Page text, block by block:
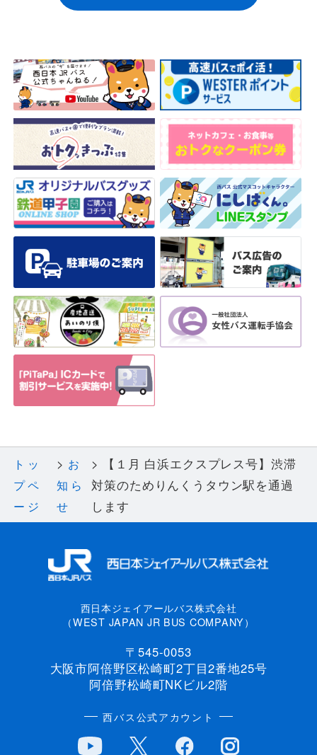
トッ
プペ
ージ
お
知ら
せ
【１月 白浜エクスプレス号】渋滞
対策のためりんくうタウン駅を通過
します
西日本ジェイアールバス株式会社
（WEST JAPAN JR BUS COMPANY）
〒545-0053
大阪市阿倍野区松崎町2丁目2番地25号
阿倍野松崎町NKビル2階
西バス公式アカウント